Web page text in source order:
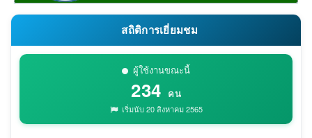
สถิติการเยี่ยมชม
ผู้ใช้งานขณะนี้
234 คน
เริ่มนับ 20 สิงหาคม 2565